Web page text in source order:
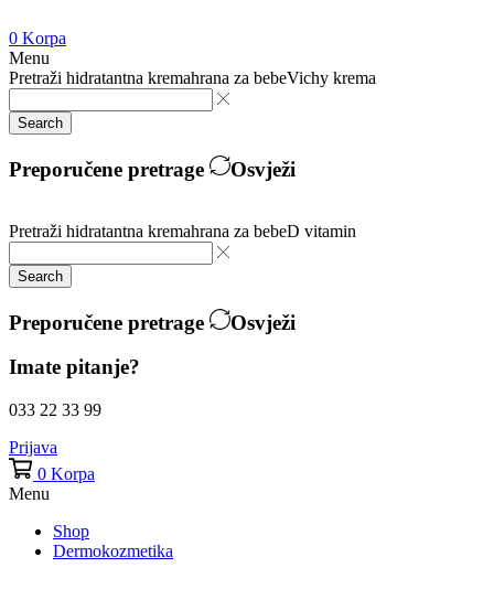
0 Korpa
Menu
Pretraži hidratantna kremahrana za bebeVichy krema
Search
Preporučene pretrage Osvježi
Pretraži hidratantna kremahrana za bebeD vitamin
Search
Preporučene pretrage
Osvježi
Imate pitanje?
033 22 33 99
Prijava
0 Korpa
Menu
Shop
Dermokozmetika